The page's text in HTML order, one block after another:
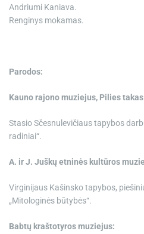
Andriumi Kaniava.
Renginys mokamas.
Parodos:
Kauno rajono muziejus, Pilies
Stasio Sčesnulevičiaus tapybos
radiniai“.
A. ir J. Juškų etninės kultūros
Virginijaus Kašinsko tapybos,
„Mitologinės būtybės“.
Babtų kraštotyros muziejus: